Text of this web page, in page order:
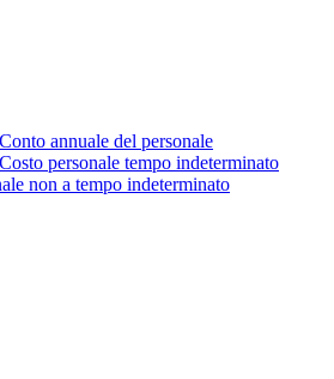
Conto annuale del personale
Costo personale tempo indeterminato
non a tempo indeterminato